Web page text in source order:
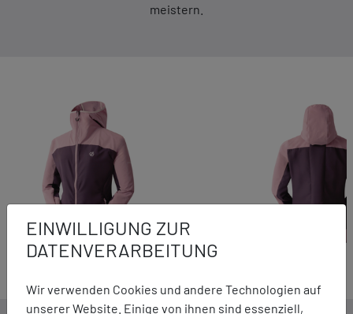
EINWILLIGUNG ZUR
DATENVERARBEITUNG
Wir verwenden Cookies und andere Technologien auf
unserer Website. Einige von ihnen sind essenziell,
meistern.